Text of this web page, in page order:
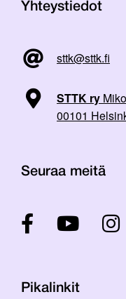
Yhteystiedot
sttk@sttk.fi
STTK ry
00101
Seuraa meitä
Pikalinkit